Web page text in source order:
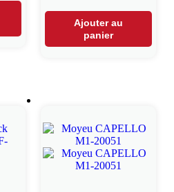
Ajouter au
panier